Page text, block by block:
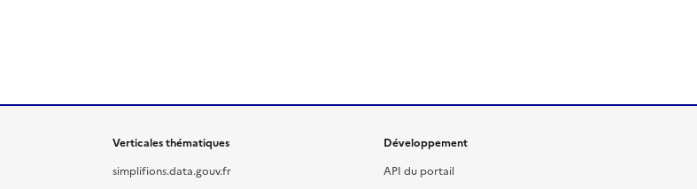
Verticales thématiques
simplifions.data.gouv.fr
Développement
API du portail